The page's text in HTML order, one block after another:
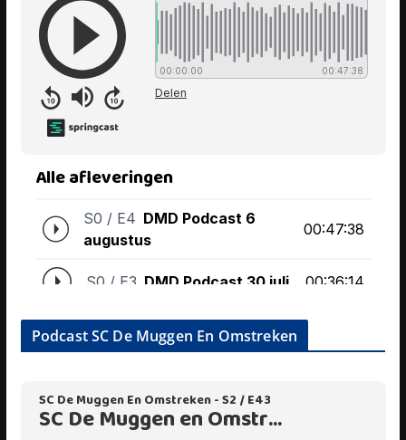
Podcast SC De Muggen En Omstreken